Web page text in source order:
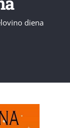
diena